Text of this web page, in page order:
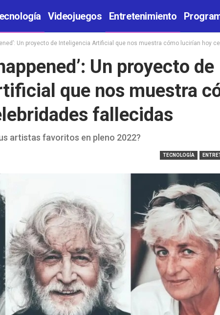
Videojuegos Entretenimiento
Un proyecto de Inteligencia Artificial que nos muestra cómo lucirían hoy
Un proyecto de
que nos muestra
fallecidas
artistas favoritos en pleno 2022?
TECNOLOGÍA